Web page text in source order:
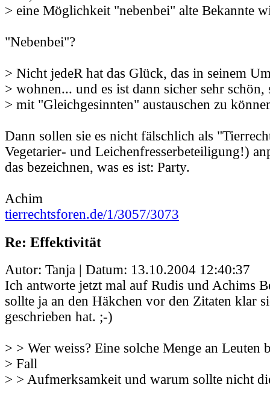
> eine Möglichkeit "nebenbei" alte Bekannte
"Nebenbei"?
> Nicht jedeR hat das Glück, das in seinem
> wohnen... und es ist dann sicher sehr
> mit "Gleichgesinnten" austauschen zu
Dann sollen sie es nicht fälschlich als
Vegetarier- und Leichenfresserbeteiligung!)
das bezeichnen, was es ist: Party.
Achim
tierrechtsforen.de/1/3057/3073
Re: Effektivität
Autor: Tanja | Datum: 13.10.2004 12:40:37
Ich antworte jetzt mal auf Rudis und Achims
sollte ja an den Häkchen vor den Zitaten klar
geschrieben hat. ;-)
> > Wer weiss? Eine solche Menge an Leuten
> Fall
> > Aufmerksamkeit und warum sollte nicht